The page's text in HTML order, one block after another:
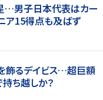
…男子日本代表はカー
ア15得点も及ばず
飾るデイビス…超巨額
ち越しか？